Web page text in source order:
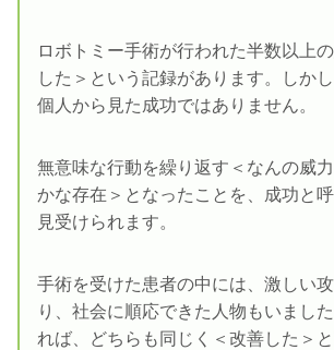
ロボトミー手術が行われた半数以上
した＞という記録があります。しか
個人から見た成功ではありません。
無意味な行動を繰り返す＜なんの威
かな存在＞となったことを、成功と
見受けられます。
手術を受けた患者の中には、激しい
り、社会に順応できた人物もいまし
れば、どちらも同じく＜改善した＞